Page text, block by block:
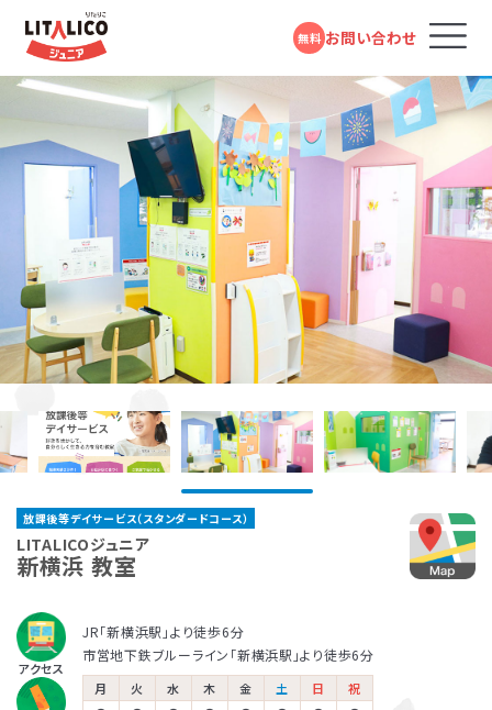
無料 お問い合わせ
コースのご案内
LITALICOジュニアとは
教室を探す
成長事例
入会までの流れ
児童発達支援
放課後等デイサービス（スタンダードコース）
LITALICOジュニア
新横浜 教室
アクセス
JR「新横浜駅」より徒歩6分
市営地下鉄ブルーライン「新横浜駅」より徒歩6分
月 火 水 木 金 土 日
祝
LITALICOジュニアではお子さまの困りごとを「個」の要
因と「環境」の要因の組み合わさりによって生じるものと
考えています。お子さまの「できる」が増えること、つまり
個の側の変化も大事ですが、例えば「車いすに乗っている
人×階段」の組み合わせで生じる困りは「車いすに乗って
いる人×エレベーター」と環境を変えることでも減少し
ます。そのためLITALICOジュニアでは、お子さまの「やり
たい!」をかなえるためのスキルを獲得できるように、また
「できる」「できた」を増やしていくために、お子さま一人ひ
とりにあった得意な学び方や好きなものを活用して楽し
く、興味度高く学べるように工夫しています。さらに「どの
ような環境がお子さまにあっているのか」「何があったら
得意をいかせるのか」を分析することで、お子さまが過ご
環境整備については、保護者さまや園・学校にお伝えする
ことで日常に広げていきます。お子さまがより「自分らしく
生きること」を大切にし、個の要因と環境要因、双方にバ
応用行動分析学とは、さまざまな研究で明らかにされた
行動の原理を日常の問題解決に応用していく学問です。
「行動に先立つきっかけ」と「行動の直後起きる結果」に着
目することで、行動が起こる理由や仕組みを分析し、理解
を深める考え方です。同じ行動でも、場面によって理由が
異なる場合もありますし、一見違う行動でも理由が同じ
という場合もあります。行動の理由について考えていくこ
とで、よりお子さまに合ったサポート方法を見つけること
ができます。また、行動の原理を利用することで、新しい
行動を獲得したり、できていることを継続的に続けられ
る、他の場面に広げていく、などにもつなげていくことが
できます。
LITALICOジュニアでは、お子さまの発達段階をより詳し
く知りお子さまに合ったステップで指導の計画をたてら
れるように、独自のスキルリストを使用し、今のスキル獲
得状況を確認しています。スキルの内容は、人間の発達
段階や学習指導要領などを参考にし、一人ひとりが自分
らしく生きるために必要なスキルを抽出したものです。お
子さまごとに得意なこと・苦手なことは異なりますので、
身辺の自立や発信/表現、セルフコントロールなど10項
目でチェックしています。
LITALICOジュニアの教育プログラムや指導員の研修は
発達障害児支援の専門家である井上雅彦教授（鳥取大
学大学院）、田中康雄医師（北海道大学名誉教授）による
監修をいただいています。また言語聴覚士や作業療法士
による研修やプログラム開発も行っています。
鳥取大学 大学院
医学系研究科 臨床心理学講座
ャルアドバイザー
著書『家庭で無理なく楽しくでき
る生活・学習課題46― 自閉症
の子どものためのABA 基本プロ
田中 康雄
LITALICOジュニアでは、指導の質を高めるため、育成研
修をパスしたチューター、さらにエリア単位にスーパーバ
イザーを配置し、授業のアドバイスや指導員の育成に努
めています。指導員は、定期的に研修を受けながら指導
のスキルを高め、科学的理論に基づき、「なぜその行動を
するのか」環境や過去の背景、直前の刺激などに分けて、
お子さまの困難さの要因を分析し、最適なアプローチ方
法を考えます。
松本 好
LITALICOジュニアでは、自社でアセスメントツールや教
材プログラムの開発を行なっています。様々なお子さまの
特性や興味にあったプログラムを選択できるようこれま
で約１万点以上の教材を開発しています。
放課後等デイサービスとは、児童福祉法に基づくサービ
スの一つです。早期に必要な指導を受け、将来的な本人
達の遅れが気になるお子さまの利用も幅広くおこなわれ
ています。自治体の定める日数と自己負担額の範囲でご
利用可能です。
保育所等訪問支援とは、児童福祉法に基づくサービス
で、児童発達支援や放課後等デイサービスと同じ「障害
学校など、お子さまが普段通っている施設に支援員が訪
問し、集団生活への適応をサポートします。
LITALICOジュニアでは、保護者さま向けのサービス「ペ
アレントトレーニング」というプログラムを提供していま
し、自分もお子さまも楽しくできるヒントがたくさん詰まっ
ている考え方を学ぶプログラムです。
各教室のコースについて
パーソナルコース
発達障害や学習障害があるお子さまや発達が気にな
るお子さまを支援する学習塾・幼児教室です。受給者証
の有無に関係なく、すぐにご利用いただけます。
対象年齢：0歳～高校3年
スタンダードコース
児童福祉法に基づき運営している福祉サービスです。
（小学1年～高校3年）に分かれており、受給者証をお持
ちの方がご利用いただけます。
パーソナルコース
100％自己負担で完全マンツーマンの
発達支援が受けられる教室
LITALICOジュニア
横浜教室
JR「横浜駅」より徒歩3分
京浜急行「神奈川駅」より徒歩3分
LITALICOジュニア
センター南教室
市営地下鉄ブルーライン・グリーンライン「センター南駅」より徒歩2分
LITALICOジュニア
横浜桜木町教室
JR・ブルーライン「桜木町駅」より徒歩5分
京急線「日ノ出町駅」より徒歩7分
フォームで
問い合わせる
電話で問い合わせる
0120-974-763
平日10:00～17:00／祝日除く